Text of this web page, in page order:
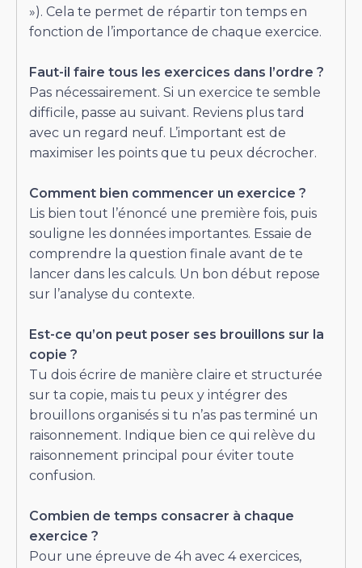
»). Cela te permet de répartir ton temps en
fonction de l’importance de chaque exercice.
Faut-il faire tous les exercices dans l’ordre ?
Pas nécessairement. Si un exercice te semble
difficile, passe au suivant. Reviens plus tard
avec un regard neuf. L’important est de
maximiser les points que tu peux décrocher.
Comment bien commencer un exercice ?
Lis bien tout l’énoncé une première fois, puis
souligne les données importantes. Essaie de
comprendre la question finale avant de te
lancer dans les calculs. Un bon début repose
sur l’analyse du contexte.
Est-ce qu’on peut poser ses brouillons sur la
copie ?
Tu dois écrire de manière claire et structurée
sur ta copie, mais tu peux y intégrer des
brouillons organisés si tu n’as pas terminé un
raisonnement. Indique bien ce qui relève du
raisonnement principal pour éviter toute
confusion.
Combien de temps consacrer à chaque
exercice ?
Pour une épreuve de 4h avec 4 exercices,